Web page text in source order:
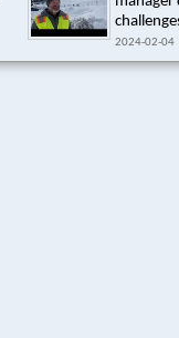
2024-02-04